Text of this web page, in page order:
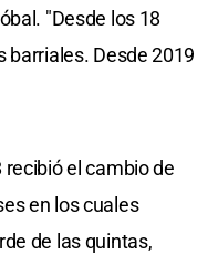
"Desde los 18
barriales. Desde 2019
recibió el cambio de
en los cuales
de las quintas,